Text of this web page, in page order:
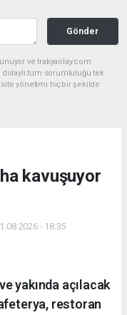
Gönder
ve trakyaolay.com
dolaylı tüm sorumluluğu tek
site yönetimi hiçbir şekilde
kavuşuyor
- 18:35
yakında açılacak
restoran